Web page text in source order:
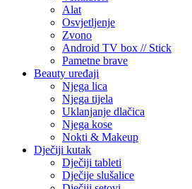
Alat
Osvjetljenje
Zvono
Android TV box // Stick
Pametne brave
Beauty uređaji
Njega lica
Njega tijela
Uklanjanje dlačica
Njega kose
Nokti & Makeup
Dječiji kutak
Dječiji tableti
Dječije slušalice